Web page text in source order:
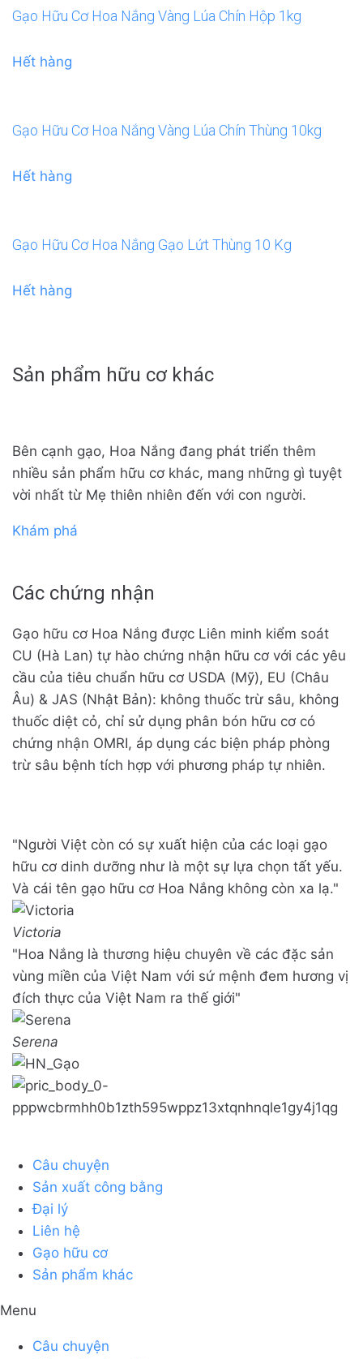
Gạo Hữu Cơ Hoa Nắng Vàng Lúa Chín Hộp 1kg
Hết hàng
Gạo Hữu Cơ Hoa Nắng Vàng Lúa Chín Thùng 10kg
Hết hàng
Gạo Hữu Cơ Hoa Nắng Gạo Lứt Thùng 10 Kg
Hết hàng
Sản phẩm hữu cơ khác
Bên cạnh gạo, Hoa Nắng đang phát triển thêm
nhiều sản phẩm hữu cơ khác, mang những gì tuyệt
vời nhất từ Mẹ thiên nhiên đến với con người.
Khám phá
Các chứng nhận
Gạo hữu cơ Hoa Nắng được Liên minh kiểm soát
CU (Hà Lan) tự hào chứng nhận hữu cơ với các yêu
cầu của tiêu chuẩn hữu cơ USDA (Mỹ), EU (Châu
Âu) & JAS (Nhật Bản): không thuốc trừ sâu, không
thuốc diệt cỏ, chỉ sử dụng phân bón hữu cơ có
chứng nhận OMRI, áp dụng các biện pháp phòng
trừ sâu bệnh tích hợp với phương pháp tự nhiên.
"Người Việt còn có sự xuất hiện của các loại gạo
hữu cơ dinh dưỡng như là một sự lựa chọn tất yếu.
Và cái tên gạo hữu cơ Hoa Nắng không còn xa lạ."
Victoria
"Hoa Nắng là thương hiệu chuyên về các đặc sản
vùng miền của Việt Nam với sứ mệnh đem hương vị
đích thực của Việt Nam ra thế giới"
Serena
Câu chuyện
Sản xuất công bằng
Đại lý
Liên hệ
Gạo hữu cơ
Sản phẩm khác
Menu
Câu chuyện